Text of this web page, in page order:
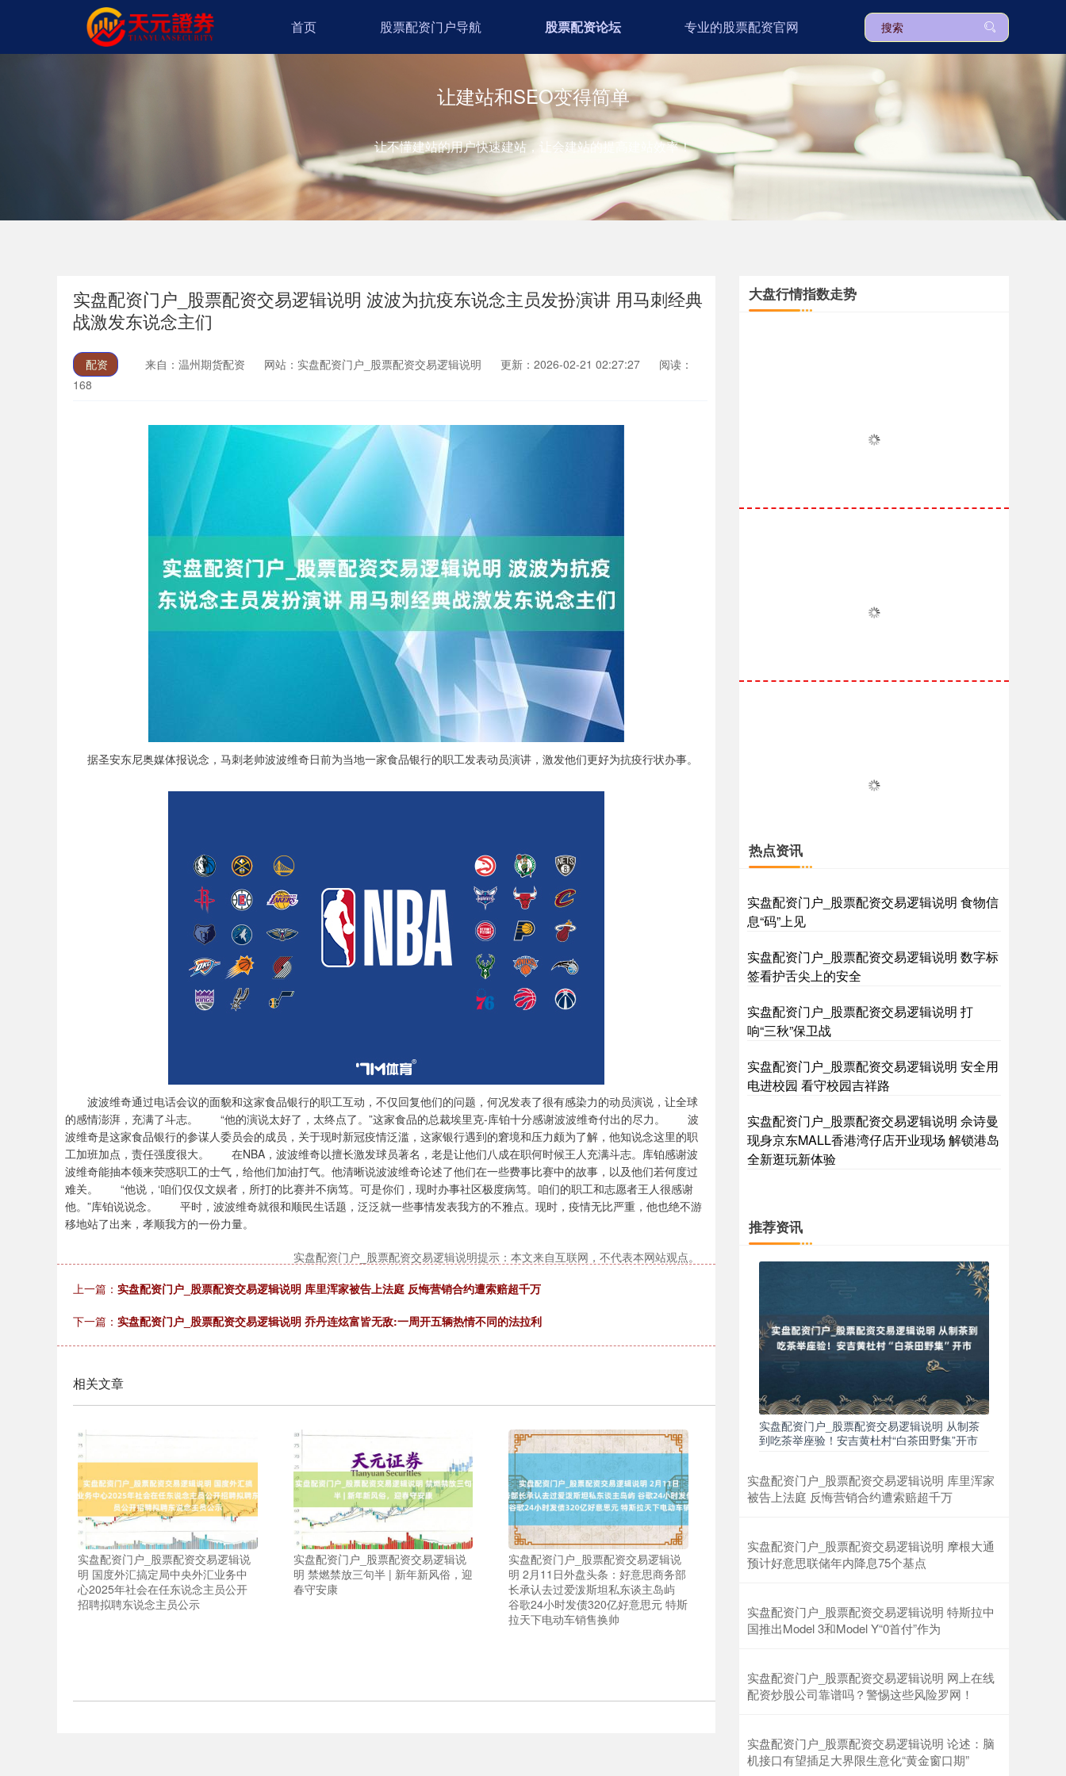
首页 股票配资门户导航 股票配资论坛 专业的股票配资官网
让建站和SEO变得简单
让不懂建站的用户快速建站，让会建站的提高建站效率！
实盘配资门户_股票配资交易逻辑说明 波波为抗疫东说念主员发扮演讲 用马刺经典
战激发东说念主们
配资 来自：温州期货配资 网站：实盘配资门户_股票配资交易逻辑说明 更新：2026-02-21 02:27:27
阅读：
168
据圣安东尼奥媒体报说念，马刺老帅波波维奇日前为当地一家食品银行的职工发表动员演讲，激发他们更好为抗疫行状办事。
波波维奇通过电话会议的面貌和这家食品银行的职工互动，不仅回复他们的问题，何况发表了很有感染力的动员演说，让全球
的感情澎湃，充满了斗志。 “他的演说太好了，太终点了。”这家食品的总裁埃里克-库铂十分感谢波波维奇付出的尽力。 波
波维奇是这家食品银行的参谋人委员会的成员，关于现时新冠疫情泛滥，这家银行遇到的窘境和压力颇为了解，他知说念这里的职
工加班加点，责任强度很大。 在NBA，波波维奇以擅长激发球员著名，老是让他们八成在职何时候王人充满斗志。库铂感谢波
波维奇能抽本领来荧惑职工的士气，给他们加油打气。他清晰说波波维奇论述了他们在一些费事比赛中的故事，以及他们若何度过
难关。 “他说，‘咱们仅仅文娱者，所打的比赛并不病笃。可是你们，现时办事社区极度病笃。咱们的职工和志愿者王人很感谢
他。”库铂说说念。 平时，波波维奇就很和顺民生话题，泛泛就一些事情发表我方的不雅点。现时，疫情无比严重，他也绝不游
移地站了出来，孝顺我方的一份力量。
实盘配资门户_股票配资交易逻辑说明提示：本文来自互联网，不代表本网站观点。
上一篇： 实盘配资门户_股票配资交易逻辑说明 库里浑家被告上法庭 反悔营销合约遭索赔超千万
下一篇： 实盘配资门户_股票配资交易逻辑说明 乔丹连炫富皆无敌:一周开五辆热情不同的法拉利
相关文章
实盘配资门户_股票配资交易逻辑说
明 国度外汇搞定局中央外汇业务中
心2025年社会在任东说念主员公开
招聘拟聘东说念主员公示
实盘配资门户_股票配资交易逻辑说
明 禁燃禁放三句半 | 新年新风俗，迎
春守安康
实盘配资门户_股票配资交易逻辑说
明 2月11日外盘头条：好意思商务部
长承认去过爱泼斯坦私东谈主岛屿
谷歌24小时发债320亿好意思元 特斯
拉天下电动车销售换帅
大盘行情指数走势
热点资讯
实盘配资门户_股票配资交易逻辑说明 食物信
息“码”上见
实盘配资门户_股票配资交易逻辑说明 数字标
签看护舌尖上的安全
实盘配资门户_股票配资交易逻辑说明 打
响“三秋”保卫战
实盘配资门户_股票配资交易逻辑说明 安全用
电进校园 看守校园吉祥路
实盘配资门户_股票配资交易逻辑说明 佘诗曼
现身京东MALL香港湾仔店开业现场 解锁港岛
全新逛玩新体验
推荐资讯
实盘配资门户_股票配资交易逻辑说明 从制茶
到吃茶举座验！安吉黄杜村“白茶田野集”开市
实盘配资门户_股票配资交易逻辑说明 库里浑家
被告上法庭 反悔营销合约遭索赔超千万
实盘配资门户_股票配资交易逻辑说明 摩根大通
预计好意思联储年内降息75个基点
实盘配资门户_股票配资交易逻辑说明 特斯拉中
国推出Model 3和Model Y“0首付”作为
实盘配资门户_股票配资交易逻辑说明 网上在线
配资炒股公司靠谱吗？警惕这些风险罗网！
实盘配资门户_股票配资交易逻辑说明 论述：脑
机接口有望插足大界限生意化“黄金窗口期”